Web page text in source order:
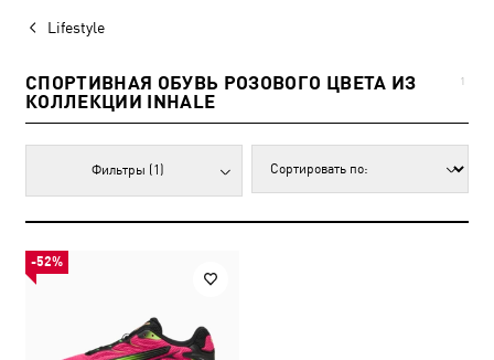
Lifestyle
СПОРТИВНАЯ ОБУВЬ РОЗОВОГО ЦВЕТА ИЗ
КОЛЛЕКЦИИ INHALE
1
Фильтры (1)
-52%